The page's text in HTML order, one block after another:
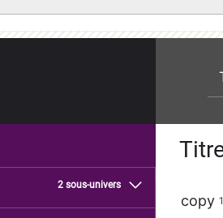
2 sous-univers
copy